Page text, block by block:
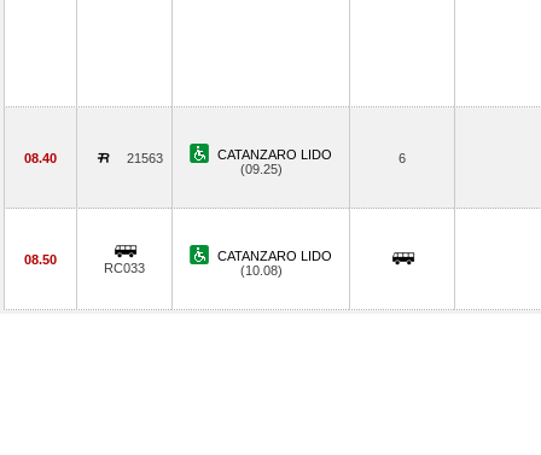
08.40 21563
CATANZARO LIDO
(09.25)
6
08.50
RC033
CATANZARO LIDO
(10.08)